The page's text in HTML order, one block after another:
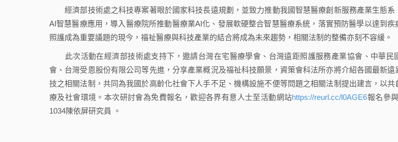
經濟部技術處之科技專案著眼於國家科技長遠規劃，並致力推動我國智慧醫療創新服務產業生態系
AI智慧醫療應用，導入醫療院所推動醫療業AI化、發展軟硬整合智慧醫療系統，落實預防醫學以達到疾
照護成為重要議題的現今，福祉醫療與科技產業的結合將成為未來趨勢，相關法制的整備亦刻不容緩。
此次活動在經濟部技術處支持下，邀請台灣在宅醫療學會、台灣遠距照護服務產業協會、中華民
會、台灣受恩股份有限公司等先進，分享產業概況及福祉科技願景，資策會科法所亦將介紹各國最新遠
技之相關法制，共同為我國於高齡化社會下人手不足、機構設施不便等問題之相關法制提出建言，以共
療及社會環境。本次研討會為免費報名，歡迎各界有意人士至活動網站https://reurl.cc/l0AGE6報名參
1034陳依屏研究員 。